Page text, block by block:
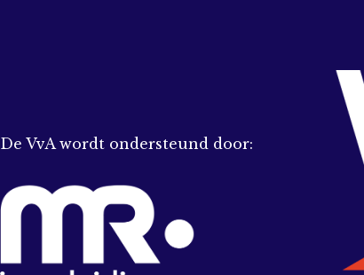
De VvA wordt ondersteund door: